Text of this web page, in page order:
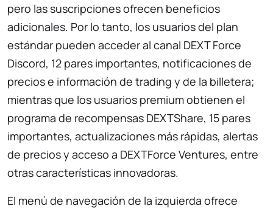
pero las suscripciones ofrecen beneficios
adicionales. Por lo tanto, los usuarios del plan
estándar pueden acceder al canal DEXT Force
Discord, 12 pares importantes, notificaciones de
precios e información de trading y de la billetera;
mientras que los usuarios premium obtienen el
programa de recompensas DEXTShare, 15 pares
importantes, actualizaciones más rápidas, alertas
de precios y acceso a DEXTForce Ventures, entre
otras características innovadoras.
El menú de navegación de la izquierda ofrece